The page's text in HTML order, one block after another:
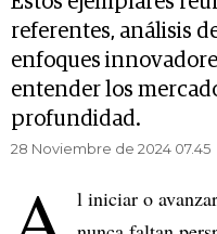
referentes, análisis
enfoques
entender los
profundidad.
28 Noviembre de 2024 07.45
l iniciar o